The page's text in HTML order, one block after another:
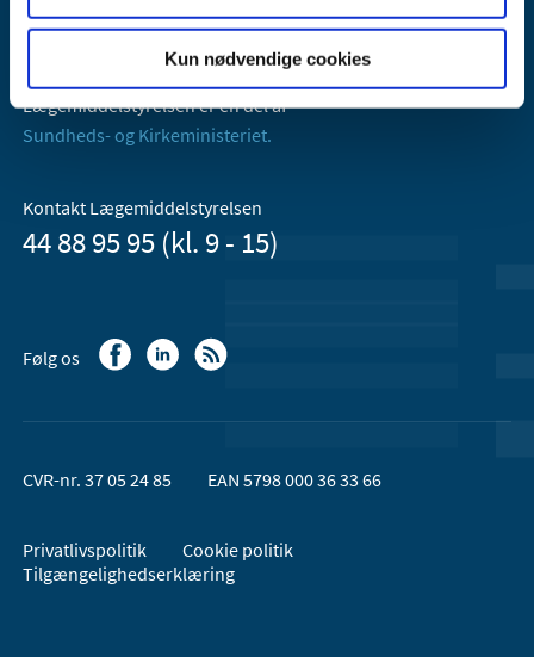
Kun nødvendige cookies
2300 København S
dkma@dkma.dk
Lægemiddelstyrelsen er en del af
Sundheds- og Kirkeministeriet.
Kontakt Lægemiddelstyrelsen
44 88 95 95 (kl. 9 - 15)
Følg os
CVR-nr. 37 05 24 85 EAN 5798 000 36 33 66
Privatlivspolitik
Cookie politik
Tilgængelighedserklæring